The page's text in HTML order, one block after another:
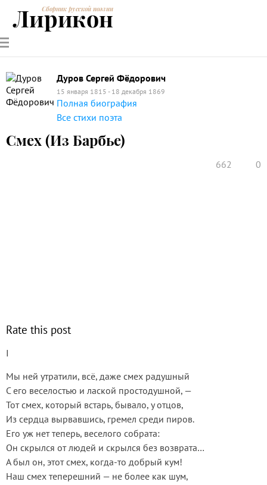
РУССКИЕ
ПОЭТЫ
СОВРЕМЕННИКИЭНЦИКЛОПЕДИЯ
ПОЭЗИИ
Сборник русской поэзии
Лирикон
Дуров Сергей Фёдорович
15 января 1815 - 18 декабря 1869
Полная биография
Все стихи поэта
Смех (Из Барбье)
662 0
Rate this post
I
Мы ней утратили, всё, даже смех радушный
С его веселостью и лаской простодушной, —
Тот смех, который встарь, бывало, у отцов,
Из сердца вырвавшись, гремел среди пиров.
Его уж нет теперь, веселого собрата:
Он скрылся от людей и скрылся без возврата…
А был он, этот смех, когда-то добрый кум!
Наш смех теперешний — не более как шум,